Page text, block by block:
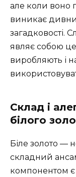
але коли воно
виникає
загадковості.
являє собою
виробляють і
Склад і
білого
Біле золото ―
складний
компонентом є